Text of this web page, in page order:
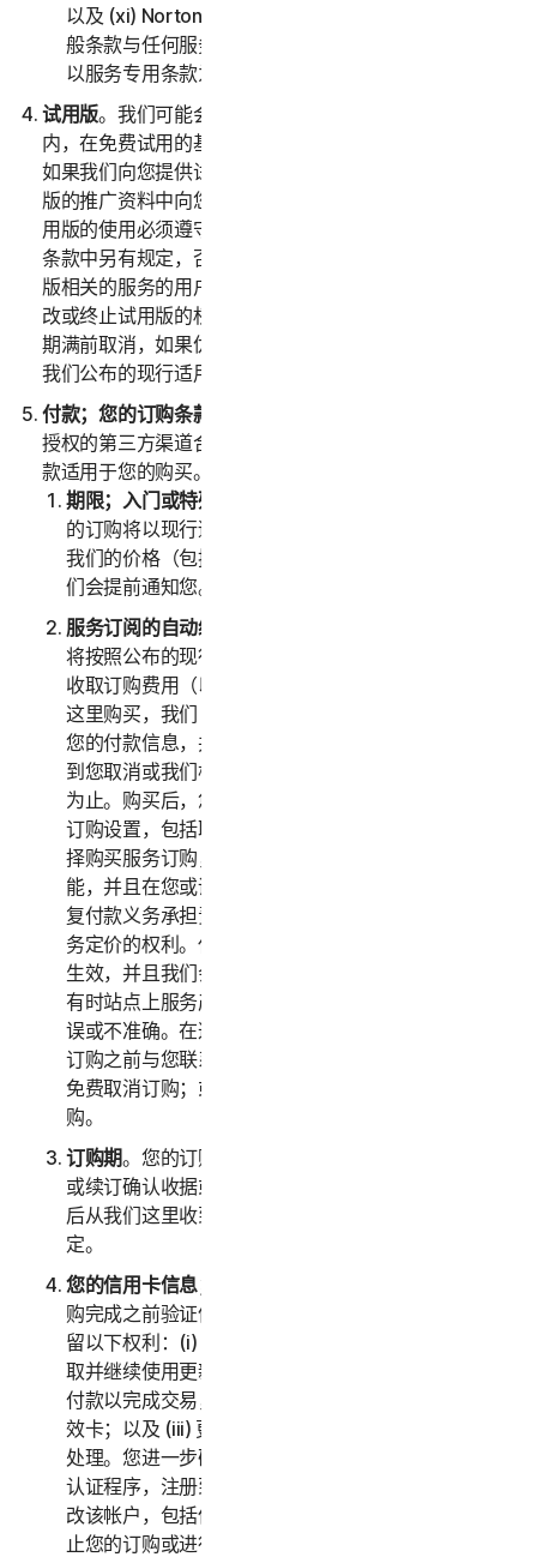
以及 (xi) Norton Small Business。如果第二部分 - 一
般条款与任何服务专用条款之间存在冲突或不一致，则
以服务专用条款为准并适用。
试用版。我们可能会在诺顿卫复客自行决定的指定时间
内，在免费试用的基础上提供服务（以下称“
如果我们向您提供试用版，则会在注册时和/或介绍试用
版的推广资料中向您提供试用版的专用条款，并且您对试
用版的使用必须遵守这些专用条款。除非试用优惠的专用
条款中另有规定，否则试用版仅适合之前尚未订购与试用
版相关的服务的用户。我们保留经自行决定于任何时候修
改或终止试用版的权利，恕不另行通知。除非您在试用版
期满前取消，如果优惠中包含订购，则您的订购将自动以
我们公布的现行适用价格续订。
付款；您的订购条款
授权的第三方渠道合作伙伴购买服务订购，则这些付款条
款适用于您的购买。
期限；入门或特殊优惠
的订购将以现行适用价格自动续订，直到您取消为止。
我们的价格（包括任何续订价格）随时会有浮动，但我
们会提前通知您。
服务订阅的自动续订。
将按照公布的现行适用价格（加上任何适用税费）向您
收取订购费用（以下统称“
这里购买，我们（或我们的第三方付款处理商）将存储
您的付款信息，并且在您的续订日期自动向您收费，直
到您取消或我们根据本 LSA 终止您的访问或使用服务
为止。购买后，您可随时前往
订购设置，包括取消自动续订。通过接受本 LSA 并选
择购买服务订购，即表示您确认订购具有重复付款功
能，并且在您或诺顿卫复客取消订购之前，您对所有重
复付款义务承担责任。诺顿卫复客保留随时变更任何服
务定价的权利。任何价格变更将于下一次订购续订日期
生效，并且我们会提前通知您。尽管我们竭尽全力，但
有时站点上服务产品的价格或说明可能会无意间发生错
误或不准确。在这种情况下，诺顿卫复客将在确认您的
订购之前与您联系以获取指示，并且您可以选择：(i)
免费取消订购；或者 (ii) 根据修改后的信息继续进行订
购。
订购期。您的订购期（以下称“
或续订确认收据或电子邮件（例如，您在购买服务订购
后从我们这里收到的购买或确认电子邮件）中进行规
定。
您的信用卡信息；订购购买的接受
购完成之前验证信用卡/借记卡付款的权利。我们还保
留以下权利：(i) 从卡品牌方以电子方式（如适用）获
取并继续使用更新的信用卡帐户信息；(ii) 重试失败的
付款以完成交易，包括但不限于重试延长过期日期的失
效卡；以及 (iii) 更改或变更授权第三方以协助进行付款
处理。您进一步确认并同意，根据我们现行的客户身份
认证程序，注册到您帐户的另一位成年客户可以授权更
改该帐户，包括但不限于更改付款方式或服务，包括终
止您的订购或进行可能会导致额外费用的变更。在任何